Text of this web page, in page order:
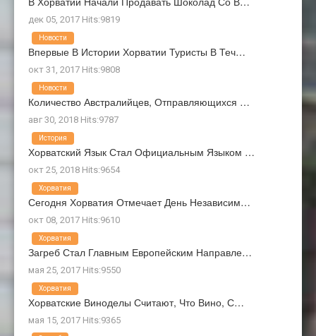
дек 05, 2017 Hits:9819
Впервые В Истории Хорватии Туристы В Теч…
окт 31, 2017 Hits:9808
Новости
Количество Австралийцев, Отправляющихся …
авг 30, 2018 Hits:9787
Новости
Хорватский Язык Стал Официальным Языком …
окт 25, 2018 Hits:9654
История
Сегодня Хорватия Отмечает День Независим…
окт 08, 2017 Hits:9610
Хорватия
Загреб Стал Главным Европейским Направле…
мая 25, 2017 Hits:9550
Хорватия
Хорватские Виноделы Считают, Что Вино, С…
мая 15, 2017 Hits:9365
Хорватия